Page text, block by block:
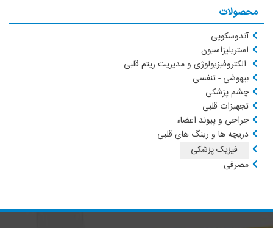
محصولات
آندوسکوپی
استریلیزاسیون
الکتروفیزیولوژی و مدیریت ریتم قلبی
بیهوشی - تنفسی
چشم پزشکی
تجهیزات قلبی
جراحی و پیوند اعضاء
دریچه ها و رینگ های قلبی
فیزیک پزشکی
مصرفی